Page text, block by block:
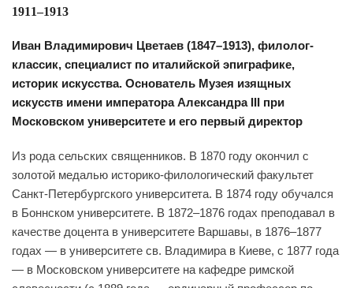
1911–1913
Иван Владимирович Цветаев (1847–1913), филолог-
классик, специалист по италийской эпиграфике,
историк искусства. Основатель Музея изящных
искусств имени императора Александра III при
Московском университете и его первый директор
Из рода сельских священников. В 1870 году окончил с
золотой медалью историко-филологический факультет
Санкт-Петербургского университета. В 1874 году обучался
в Боннском университете. В 1872–1876 годах преподавал в
качестве доцента в университете Варшавы, в 1876–1877
годах — в университете св. Владимира в Киеве, с 1877 года
— в Московском университете на кафедре римской